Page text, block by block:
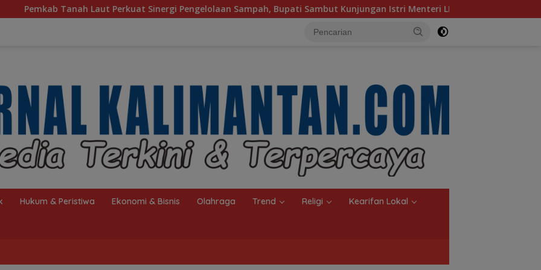
Sinergi Pengelolaan Sampah, Bupati Sambut Kunjungan Istri Menteri LH Sambut Ketua Komisi II DPR RI, Pemkot
Hukum & Peristiwa Ekonomi & Bisnis Olahraga Trend Religi Kearifan Lokal